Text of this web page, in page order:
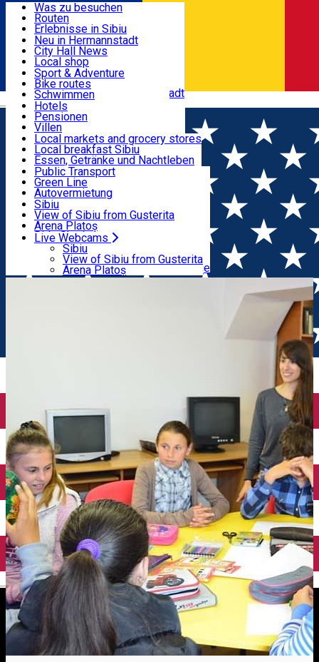
Română
English
Nützliche informationen
Aktivitäten & Abenteuer
Unterkunft
Essen, Getränke & Nachtleben
Transport & Parken
Live Webcams
Was zu besuchen
Routen
Erlebnisse in Sibiu
Podcast
Kultur
Museen
Kirchen
Parks, Zoo
Im Umkreis von Hermannstadt
Neu in Hermannstadt
City Hall News
Local shop
Sibiu Handwerker
Sibiul Verde
Public services
Bildung
Wie komme ich nach Sibiu?
Touristeninfo
Reiseführer
Guided tours
Local publication
Schönheitssalon
Sport & Adventure
Bike routes
Schwimmen
Reiten
Fitnessstudio
Loc de joacă indoor
Loc de joacă outdoor
Ski
Eislaufen
Yoga
Hotels
Pensionen
Villen
Hostels
Motels
Camping
Zimmer zu vermieten
Wohnungen
Unterkunft außerhalb von Sibiu
Local markets and grocery stores
Local breakfast Sibiu
Essen, Getränke und Nachtleben
Pizza
Fast Food
Kaffeestube
Konditorei
Pub, Bar
Nachtclubs
Bäckerei
Public Transport
Green Line
Autovermietung
Fahrad verleih
Scooter rentals
Taxi
Ride Sharing
Park-Tickets
Parkplätze
Ladestationen für Elektrofahrzeuge
Sibiu
View of Sibiu from Gusterita
Arena Platoș
Live Webcams
Sibiu
View of Sibiu from Gusterita
Arena Platoș
Home Organization
Asociatia de Prietenie Ille et
Vilaine Sibiu